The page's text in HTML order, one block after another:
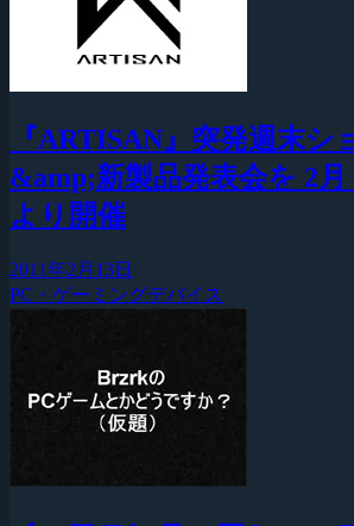
『ARTISAN』突発週末シ
&amp;新製品発表会を 2月
より開催
2011年2月13日
PC・ゲーミングデバイス